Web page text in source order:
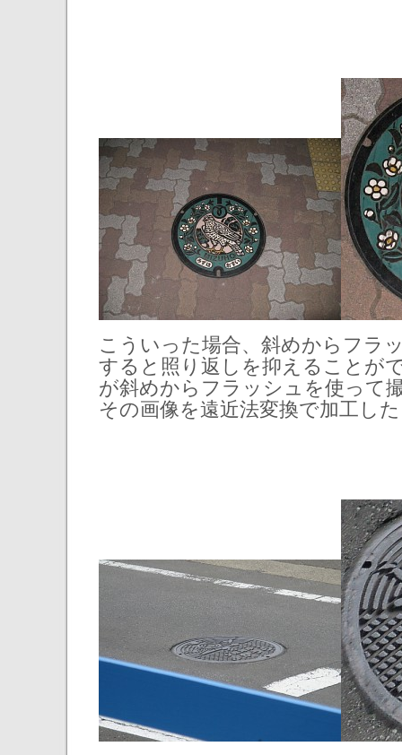
こういった場合、斜めからフラ
すると照り返しを抑えることが
が斜めからフラッシュを使って
その画像を遠近法変換で加工し